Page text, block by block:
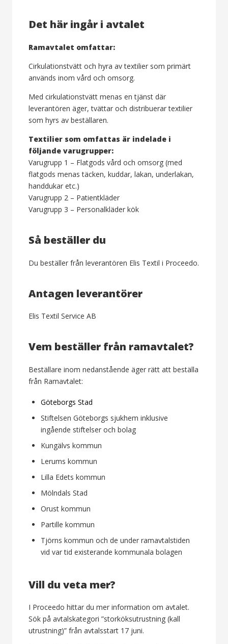
Det här ingår i avtalet
Ramavtalet omfattar:
Cirkulationstvätt och hyra av textilier som primärt
används inom vård och omsorg.
Med cirkulationstvätt menas en tjänst där
leverantören äger, tvättar och distribuerar textilier
som hyrs av beställaren.
Textilier som omfattas är indelade i
följande varugrupper:
Varugrupp 1 – Flatgods vård och omsorg (med
flatgods menas täcken, kuddar, lakan, underlakan,
handdukar etc.)
Varugrupp 2 – Patientkläder
Varugrupp 3 – Personalkläder kök
Så beställer du
Du beställer från leverantören Elis Textil i Proceedo.
Antagen leverantörer
Elis Textil Service AB
Vem beställer från ramavtalet?
Beställare inom nedanstående äger rätt att beställa
från Ramavtalet:
Göteborgs Stad
Stiftelsen Göteborgs sjukhem inklusive
ingående stiftelser och bolag
Kungälvs kommun
Lerums kommun
Lilla Edets kommun
Mölndals Stad
Orust kommun
Partille kommun
Tjörns kommun och de under ramavtalstiden
vid var tid existerande kommunala bolagen
Vill du veta mer?
I Proceedo hittar du mer information om avtalet.
Sök på avtalskategori ”storköksutrustning (kall
utrustning)” från avtalsstart 17 juni.